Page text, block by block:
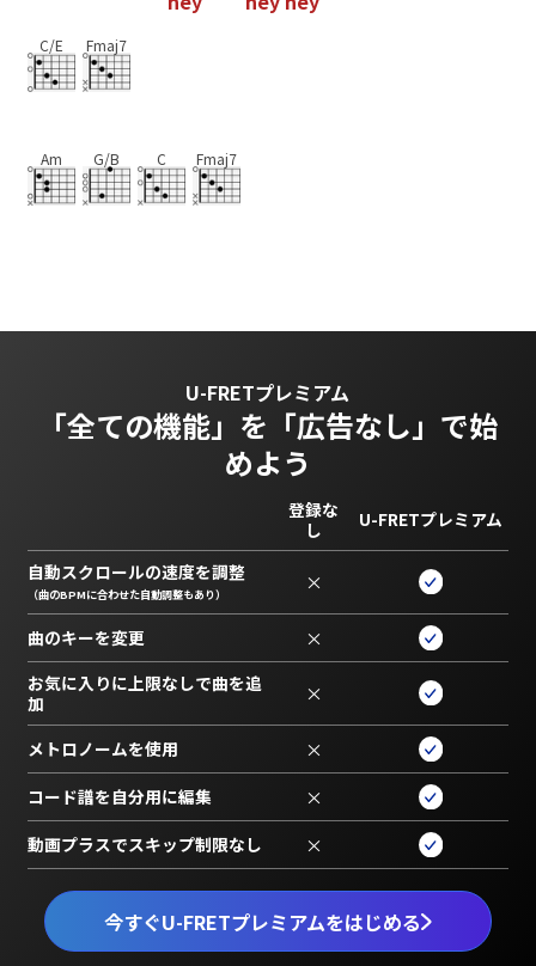
C/E Fmaj7
Am G/B C Fmaj7
U-FRETプレミアム
「全ての機能」を 「広告なし」で始
めよう
今すぐU-FRETプレミアムをはじめる
登録な
し
U-FRETプレミアム
自動スクロールの速度を調整
（曲のBPMに合わせた自動調整もあり） ×
曲のキーを変更 ×
お気に入りに上限なしで曲を追
加
×
メトロノームを使用 ×
コード譜を自分用に編集 ×
動画プラスでスキップ制限なし ×